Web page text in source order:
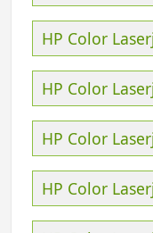
HP Color
HP Color
HP Color
HP Color